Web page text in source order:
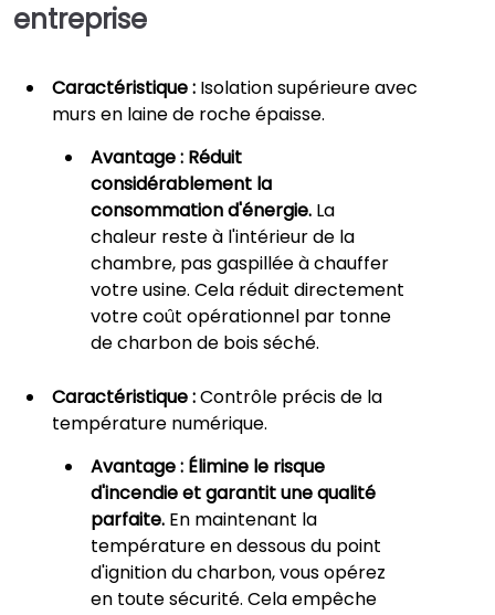
entreprise
Caractéristique : Isolation supérieure avec
murs en laine de roche épaisse.
Avantage : Réduit
considérablement la
consommation d'énergie. La
chaleur reste à l'intérieur de la
chambre, pas gaspillée à chauffer
votre usine. Cela réduit directement
votre coût opérationnel par tonne
de charbon de bois séché.
Caractéristique :Contrôle précis de la
température numérique.
Avantage : Élimine le risque
d'incendie et garantit une qualité
parfaite. En maintenant la
température en dessous du point
d'ignition du charbon, vous opérez
en toute sécurité. Cela empêche